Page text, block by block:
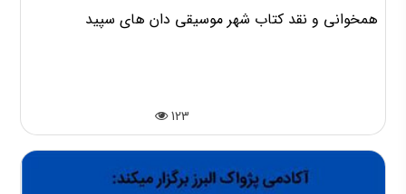
همخوانی و نقد کتاب شهر موسیقی دان های سپید
123